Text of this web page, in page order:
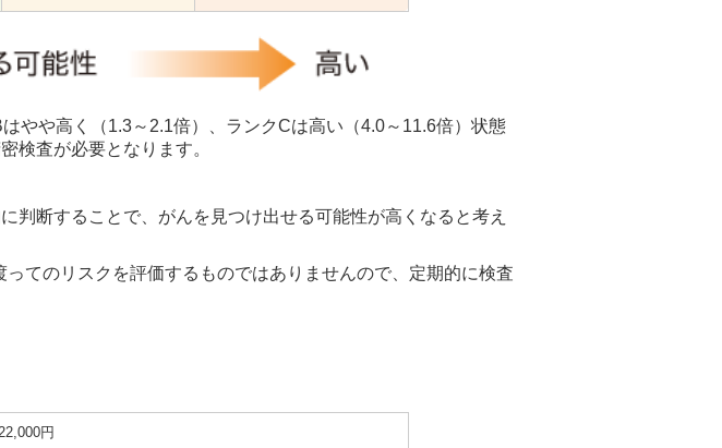
やや高く（1.3～2.1倍）、ランクCは高い（4.0～11.6倍）状態
検査が必要となります。
判断することで、がんを見つけ出せる可能性が高くなると考え
てのリスクを評価するものではありませんので、定期的に検査
円